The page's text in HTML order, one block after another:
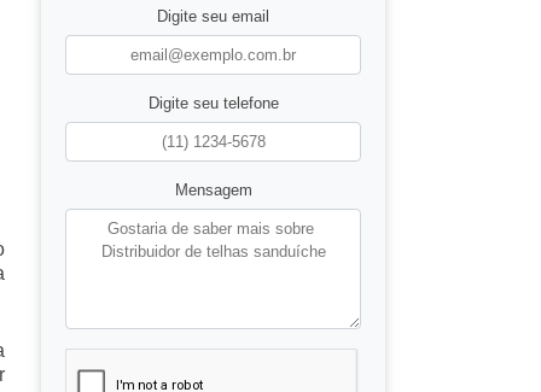
Digite seu email
Digite seu telefone
Mensagem